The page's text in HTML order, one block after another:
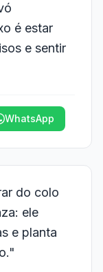
é estar
e sentir
WhatsApp
do colo
ele
e planta